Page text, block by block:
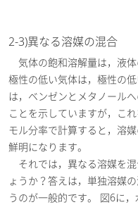
2-3)異なる溶媒の混合
気体の飽和溶解量は，液体
極性の低い気体は，極性の
は，ベンゼンとメタノール
ことを示していますが，こ
モル分率で計算すると，溶
鮮明になります。
それでは，異なる溶媒を
ょうか？答えは，単独溶媒
うのが一般的です。 図6に